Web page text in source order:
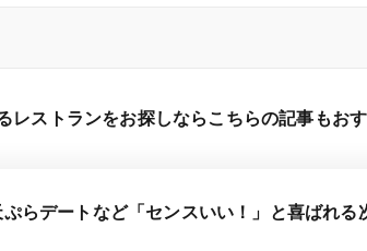
レストランをお探しならこちらの記事もおす
らデートなど「センスいい！」と喜ばれる